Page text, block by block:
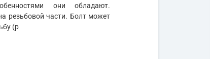
они обладают.
резьбовой части. Болт может
(р